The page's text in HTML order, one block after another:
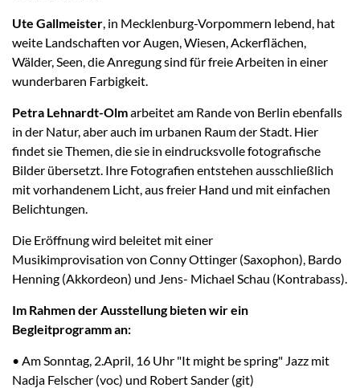
Ute Gallmeister , in Mecklenburg-Vorpommern lebend, hat
weite Landschaften vor Augen, Wiesen, Ackerflächen,
Wälder, Seen, die Anregung sind für freie Arbeiten in einer
wunderbaren Farbigkeit.
Petra Lehnardt-Olmarbeitet am Rande von Berlin ebenfalls
in der Natur, aber auch im urbanen Raum der Stadt. Hier
findet sie Themen, die sie in eindrucksvolle fotografische
Bilder übersetzt. Ihre Fotografien entstehen ausschließlich
mit vorhandenem Licht, aus freier Hand und mit einfachen
Belichtungen.
Die Eröffnung wird beleitet mit einer
Musikimprovisation von Conny Ottinger (Saxophon), Bardo
Henning (Akkordeon) und Jens- Michael Schau (Kontrabass).
Im Rahmen der Ausstellung bieten wir ein
Begleitprogramm an:
• Am Sonntag, 2.April, 16 Uhr "It might be spring" Jazz mit
Nadja Felscher (voc) und Robert Sander (git)